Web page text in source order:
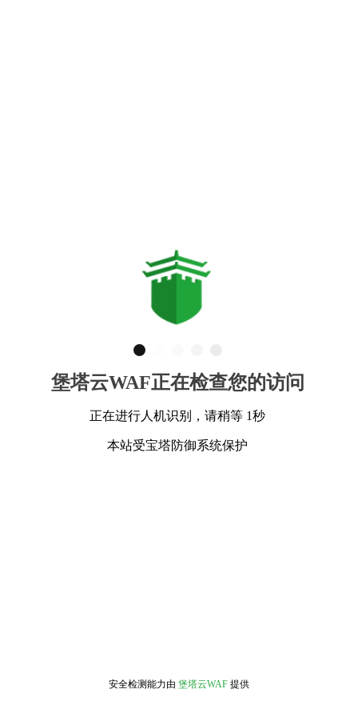
堡塔云WAF正在检查您的访问
正在进行人机识别，请稍等 1秒
本站受宝塔防御系统保护
安全检测能力由 堡塔云WAF 提供